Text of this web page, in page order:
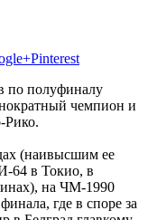
Pinterest
по полуфиналу
чемпион и
Рико.
(наивысшим ее
64 в Токио, в
на ЧМ-1990
где в споре за